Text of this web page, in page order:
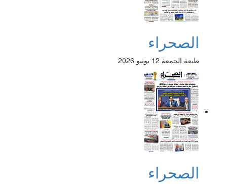
الصحراء
طبعة الجمعة 12 يونيو 2026
الصحراء